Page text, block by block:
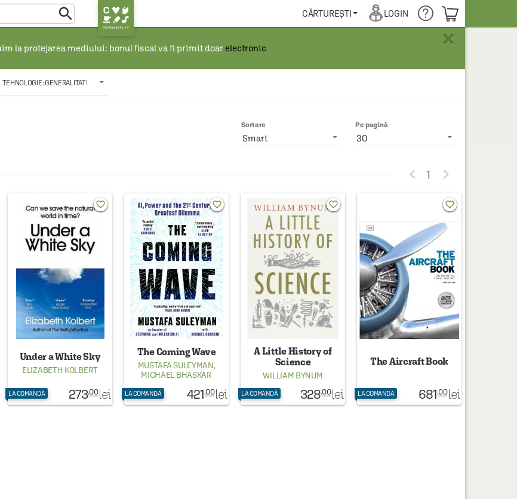
 CĂRTUREȘTI LOGIN COȘUL TĂU
×
la protejarea mediului: bonul fiscal va fi primit doar electronic
TEHNOLOGIE: GENERALITATI
Pe pagină
30
Sortare
Smart
 1 
Under a White Sky
ELIZABETH KOLBERT
LA COMANDĂ 273.00 lei
favorite_border
The Coming Wave
MUSTAFA SULEYMAN,
MICHAEL BHASKAR
LA COMANDĂ 421.00 lei
favorite_border
A Little History of
Science
WILLIAM BYNUM
LA COMANDĂ 328.00 lei
favorite_border
The Aircraft Book
LA COMANDĂ 681.00 lei
favorite_border